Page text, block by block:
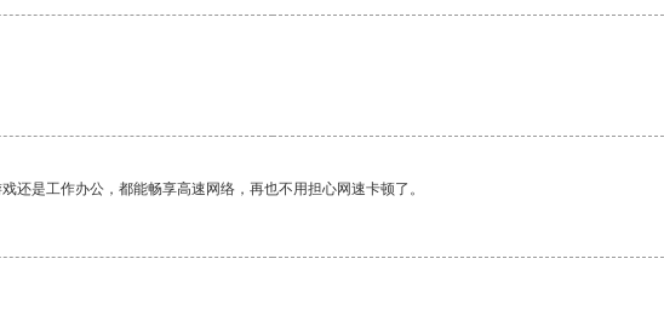
是工作办公，都能畅享高速网络，再也不用担心网速卡顿了。